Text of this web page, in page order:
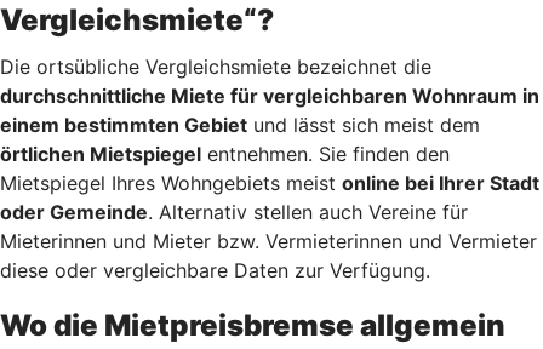
Vergleichsmiete“?
Die ortsübliche Vergleichsmiete bezeichnet die
durchschnittliche Miete für vergleichbaren Wohnraum in
einem bestimmten Gebiet und lässt sich meist dem
örtlichen Mietspiegel entnehmen. Sie finden den
Mietspiegel Ihres Wohngebiets meist online bei Ihrer Stadt
oder Gemeinde. Alternativ stellen auch Vereine für
Mieterinnen und Mieter bzw. Vermieterinnen und Vermieter
diese oder vergleichbare Daten zur Verfügung.
Wo die Mietpreisbremse allgemein